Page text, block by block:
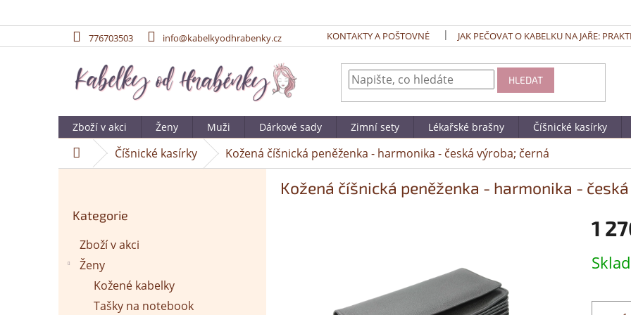
776703503 info@kabelkyodhrabenky.cz KONTAKTY A POŠTOVNÉ JAK PEČOVAT O KABELKU NA JAŘE:
HLEDAT
Zboží v akci Ženy Muži Dárkové sady Zimní sety Lékařské brašny Číšnické kasírky
DomůČíšnické kasírky Kožená číšnická peněženka - harmonika - česká výroba; černá
kategorie
Kategorie
Zboží v akci
Ženy
Kožené kabelky
Tašky na notebook
Kožená číšnická peněženka - harmonika -
1
cena: